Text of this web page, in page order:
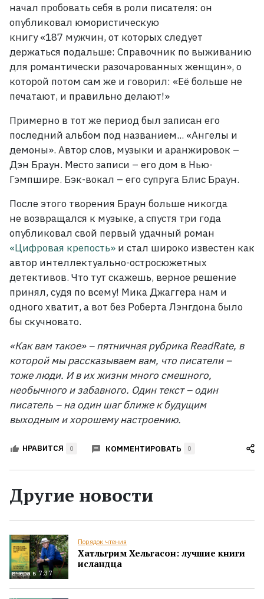
начал пробовать себя в роли писателя: он
опубликовал юмористическую
книгу «187 мужчин, от которых следует
держаться подальше: Справочник по выживанию
для романтически разочарованных женщин», о
которой потом сам же и говорил: «Её больше не
печатают, и правильно делают!»
Примерно в тот же период был записан его
последний альбом под названием... «Ангелы и
демоны». Автор слов, музыки и аранжировок –
Дэн Браун. Место записи – его дом в Нью-
Гэмпшире. Бэк-вокал – его супруга Блис Браун.
После этого творения Браун больше никогда
не возвращался к музыке, а спустя три года
опубликовал свой первый удачный роман
«Цифровая крепость» и стал широко известен как
автор интеллектуально-остросюжетных
детективов. Что тут скажешь, верное решение
принял, судя по всему! Мика Джаггера нам и
одного хватит, а вот без Роберта Лэнгдона было
бы скучновато.
«Как вам такое» – пятничная рубрика ReadRate, в
которой мы рассказываем вам, что писатели –
тоже люди. И в их жизни много смешного,
необычного и забавного. Один текст – один
писатель – на один шаг ближе к будущим
выходным и хорошему настроению. ​
НРАВИТСЯ 0 КОММЕНТИРОВАТЬ 0
Другие новости
вчера в 7:37
Порядок чтения
Хатльгрим Хельгасон: лучшие книги
исландца